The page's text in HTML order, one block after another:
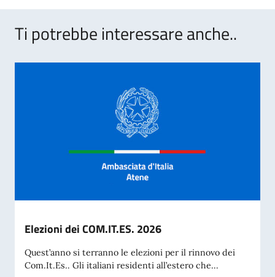
Ti potrebbe interessare anche..
Elezioni dei COM.IT.ES. 2026
Quest’anno si terranno le elezioni per il rinnovo dei
Com.It.Es.. Gli italiani residenti all’estero che...